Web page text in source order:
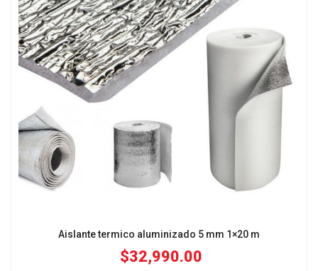
Aislante termico aluminizado 5 mm 1×20 m
$32,990.00